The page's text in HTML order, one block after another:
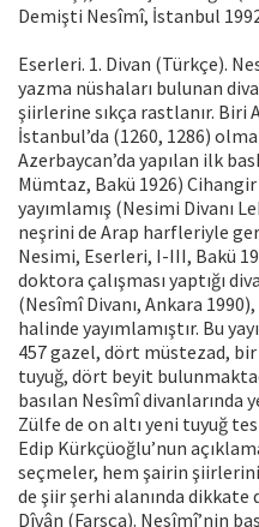
Demişti Nesîmî, İstanbul
Eserleri. 1. Divan (Türkçe).
yazma nüshaları bulunan
şiirlerine sıkça rastlanır. Biri
İstanbul’da (1260, 1286)
Azerbaycan’da yapılan ilk
Mümtaz, Bakü 1926)
yayımlamış (Nesimi Divanı
neşrini de Arap harfleriyle
Nesimi, Eserleri, I-III, Bakü
doktora çalışması yaptığı
(Nesîmî Divanı, Ankara
halinde yayımlamıştır. Bu
457 gazel, dört müstezad,
tuyuğ, dört beyit
basılan Nesîmî divanlarında
Zülfe de on altı yeni tuyuğ
Edip Kürkçüoğlu’nun
seçmeler, hem şairin
de şiir şerhi alanında dikkate
Dîvân (Farsça). Nesîmî’nin